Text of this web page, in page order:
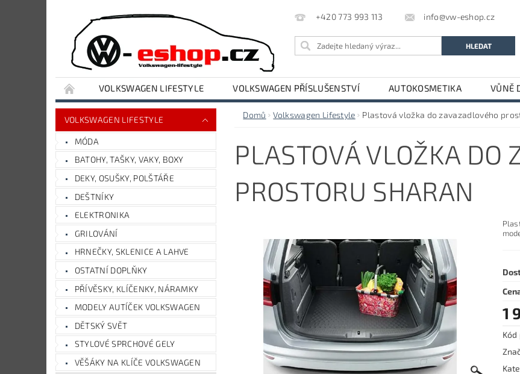
+420 773 993 113 info@vw-eshop.cz
VOLKSWAGEN LIFESTYLE VOLKSWAGEN PŘÍSLUŠENSTVÍ AUTOKOSMETIKA
VŮNĚ
VYBAVENÍ DÍLNY A GARÁŽE
AUDI LIFESTYLE AUDI PŘÍSLUŠENSTVÍ
VOLKSWAGEN LIFESTYLE
MÓDA
BATOHY, TAŠKY, VAKY, BOXY
DEKY, OSUŠKY, POLŠTÁŘE
DEŠTNÍKY
ELEKTRONIKA
GRILOVÁNÍ
HRNEČKY, SKLENICE A LAHVE
OSTATNÍ DOPLŇKY
PŘÍVĚSKY, KLÍČENKY, NÁRAMKY
MODELY AUTÍČEK VOLKSWAGEN
DĚTSKÝ SVĚT
STYLOVÉ SPRCHOVÉ GELY
VĚŠÁKY NA KLÍČE VOLKSWAGEN
Domů Volkswagen Lifestyle Plastová vložka do zavazadlového
PLASTOVÁ VLOŽKA DO
PROSTORU SHARAN
1